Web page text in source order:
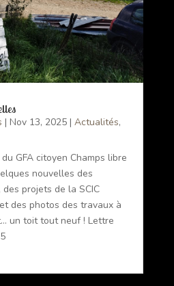
| Nov 13, 2025| Actualités,
GFA citoyen Champs libre
nouvelles des
projets de la SCIC
des photos des travaux à
un toit tout neuf ! Lettre